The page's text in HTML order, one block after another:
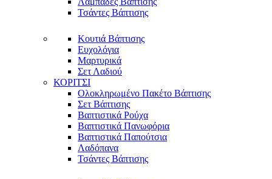
Τσάντες Βάπτισης
Κουτιά Βάπτισης
Ευχολόγια
Μαρτυρικά
Σετ Λαδιού
ΚΟΡΙΤΣΙ
Ολοκληρωμένο Πακέτο Βάπτισης
Σετ Βάπτισης
Βαπτιστικά Ρούχα
Βαπτιστικά Πανωφόρια
Βαπτιστικά Παπούτσια
Λαδόπανα
Τσάντες Βάπτισης